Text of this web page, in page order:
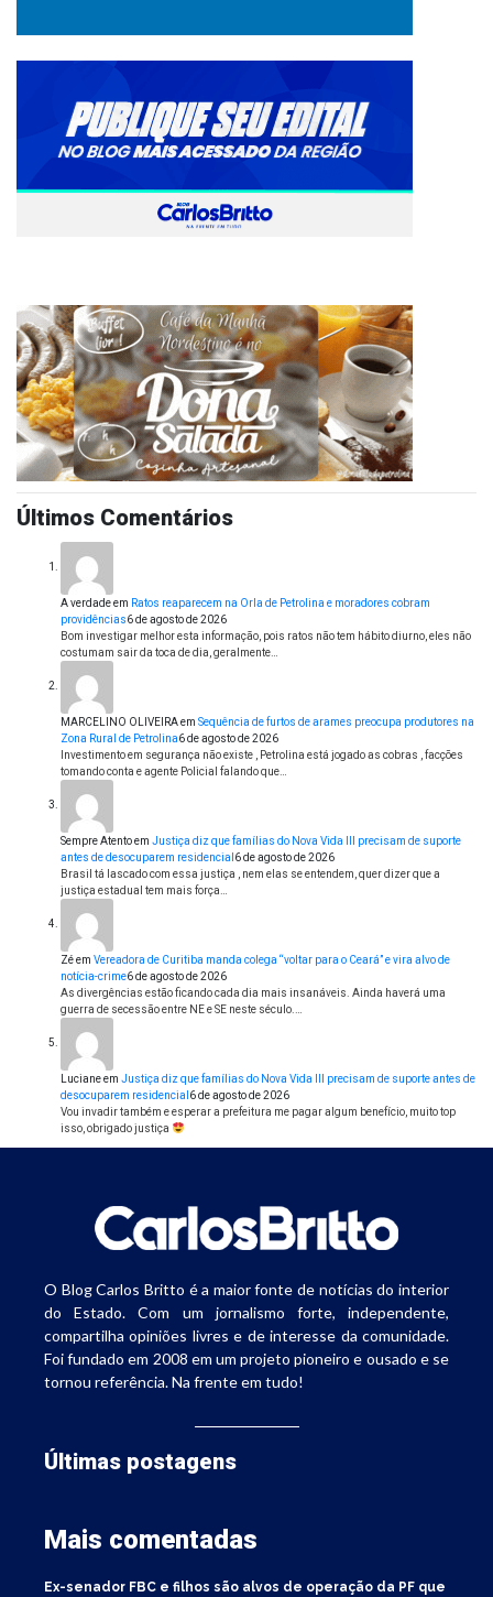
Últimos Comentários
A verdadeem Ratos reaparecem na Orla de Petrolina e moradores cobram
providências6 de agosto de 2026
Bom investigar melhor esta informação, pois ratos não tem hábito diurno, eles não
costumam sair da toca de dia, geralmente…
MARCELINO OLIVEIRAem Sequência de furtos de arames preocupa produtores na
Zona Rural de Petrolina6 de agosto de 2026
Investimento em segurança não existe , Petrolina está jogado as cobras , facções
tomando conta e agente Policial falando que…
Sempre Atentoem Justiça diz que famílias do Nova Vida III precisam de suporte
antes de desocuparem residencial 6 de agosto de 2026
Brasil tá lascado com essa justiça , nem elas se entendem, quer dizer que a
justiça estadual tem mais força…
Zéem Vereadora de Curitiba manda colega “voltar para o Ceará” e vira alvo de
notícia-crime6 de agosto de 2026
As divergências estão ficando cada dia mais insanáveis. Ainda haverá uma
guerra de secessão entre NE e SE neste século.…
Lucianeem Justiça diz que famílias do Nova Vida III precisam de suporte antes de
desocuparem residencial 6 de agosto de 2026
Vou invadir também e esperar a prefeitura me pagar algum benefício, muito top
isso, obrigado justiça
O Blog Carlos Britto é a maior fonte de notícias do interior
do Estado. Com um jornalismo forte, independente,
compartilha opiniões livres e de interesse da comunidade.
Foi fundado em 2008 em um projeto pioneiro e ousado e se
tornou referência. Na frente em tudo!
Últimas postagens
Mais comentadas
Ex-senador FBC e filhos são alvos de operação da PF que